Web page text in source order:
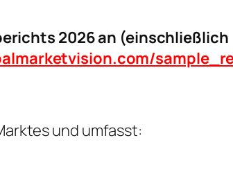
2026 an (einschließlich
und umfasst: